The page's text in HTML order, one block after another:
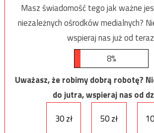
Masz świadomość tego jak ważne
niezależnych ośrodków medialnych?
wspieraj nas już od
8%
Uważasz, że robimy dobrą robotę?
do jutra, wspieraj nas od
30 zł
50 zł